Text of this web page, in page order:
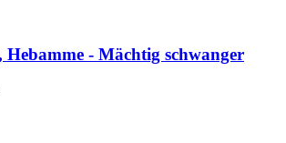
- Mächtig schwanger